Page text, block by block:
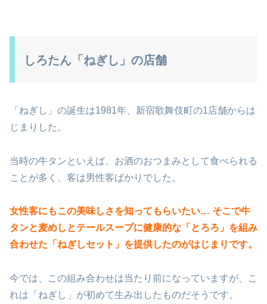
しろたん「ねぎし」の店舗
「ねぎし」の誕生は1981年、新宿歌舞伎町の1店舗からは
じまりした。
当時の牛タンといえば、お酒のおつまみとして食べられる
ことが多く、客は男性客ばかりでした。
女性客にもこの美味しさを知ってもらいたい… そこで牛
タンと麦めしとテールスープに健康的な「とろろ」を組み
合わせた「ねぎしセット」を提供したのがはじまりです。
今では、この組み合わせは当たり前になっていますが、こ
れは「ねぎし」が初めて生み出したものだそうです。